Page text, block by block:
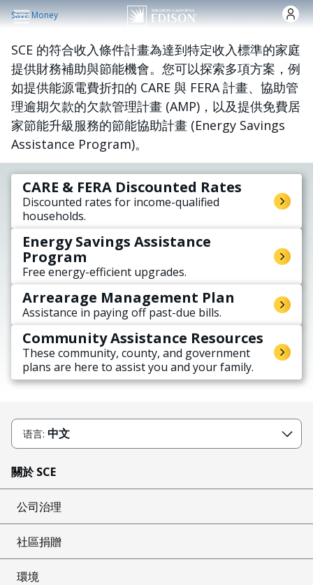
跳转到主要内容
Save Money
SCE 的符合收入條件計畫為達到特定收入標準的家庭
提供財務補助與節能機會。您可以探索多項方案，例
如提供能源電費折扣的 CARE 與 FERA 計畫、協助管
理逾期欠款的欠款管理計畫 (AMP)，以及提供免費居
家節能升級服務的節能協助計畫 (Energy Savings
Assistance Program)。
CARE & FERA Discounted Rates
Discounted rates for income-qualified
households.
Energy Savings Assistance
Program
Free energy-efficient upgrades.
Arrearage Management Plan
Assistance in paying off past-due bills.
Community Assistance Resources
These community, county, and government
plans are here to assist you and your family.
语言: 中文
關於 SCE
公司治理
社區捐贈
環境